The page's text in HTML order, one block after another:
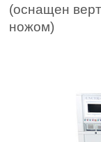
(оснащен
ножом)